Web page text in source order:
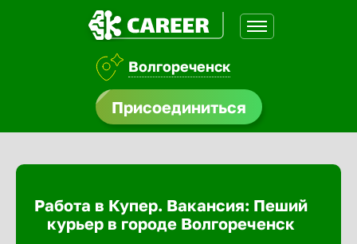
Волгореченск
Присоединиться
Абакан
Работа в Купер. Вакансия: Пеший
курьер в городе Волгореченск